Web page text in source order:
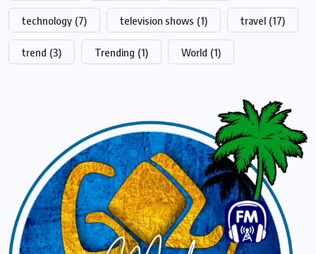
technology (7) television shows (1) travel (17)
trend (3) Trending (1) World (1)